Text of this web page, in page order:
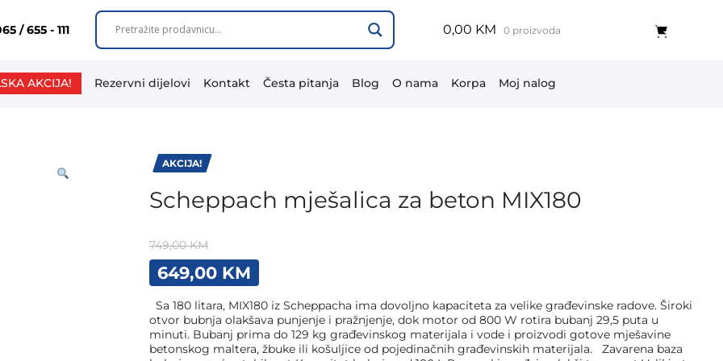
/ 655 - 111 0,00 KM 0 proizvoda
AKCIJA! Rezervni dijelovi Kontakt Česta pitanja Blog O nama Korpa Moj nalog
AKCIJA!
Scheppach mješalica za beton MIX180
749,00KM
Original
price
was:
749,00 KM.
649,00 KM
Current
price
is:
649,00 KM.
Sa 180 litara, MIX180 iz Scheppacha ima dovoljno kapaciteta za velike građevinske radove. Široki
otvor bubnja olakšava punjenje i pražnjenje, dok motor od 800 W rotira bubanj 29,5 puta u
minuti. Bubanj prima do 129 kg građevinskog materijala i vode i proizvodi gotove mješavine
betonskog maltera, žbuke ili košuljice od pojedinačnih građevinskih materijala. Zavarena baza